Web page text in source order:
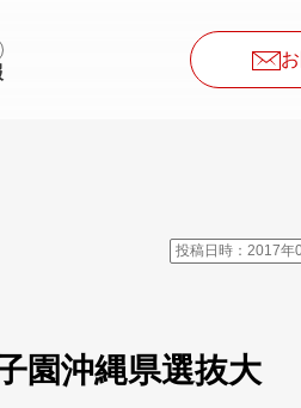
投稿日時：2017年
園沖縄県選抜大